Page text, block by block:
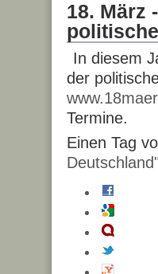
18. März
In diesem
der
Termine.
Einen Tag